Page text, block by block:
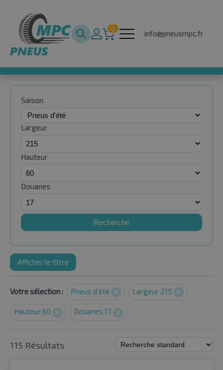
0
info@pneusmpc.fr
Saison
Largeur
Hauteur
Douanes
Recherche
Afficher le filtre
Votre sélection : Pneus d'été Largeur 215
Hauteur 60 Douanes 17
115 Résultats